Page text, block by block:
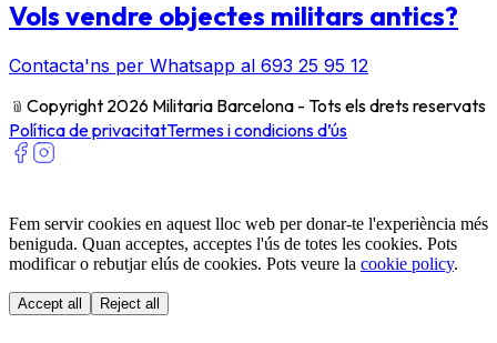
Vols vendre objectes militars antics?
Contacta'ns per Whatsapp al 693 25 95 12
﹫ Copyright 2026 Militaria Barcelona - Tots els drets reservats
Política de privacitatTermes i condicions d’ús
Fem servir cookies en aquest lloc web per donar-te l'experiència més
beniguda. Quan acceptes, acceptes l'ús de totes les cookies. Pots
modificar o rebutjar elús de cookies. Pots veure la cookie policy.
Accept all Reject all